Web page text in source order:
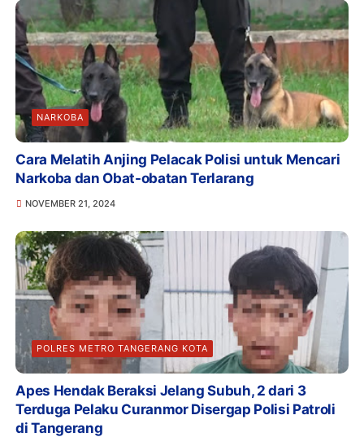
NARKOBA
Cara Melatih Anjing Pelacak Polisi untuk Mencari
Narkoba dan Obat-obatan Terlarang
NOVEMBER 21, 2024
POLRES METRO TANGERANG KOTA
Apes Hendak Beraksi Jelang Subuh, 2 dari 3
Terduga Pelaku Curanmor Disergap Polisi Patroli
di Tangerang